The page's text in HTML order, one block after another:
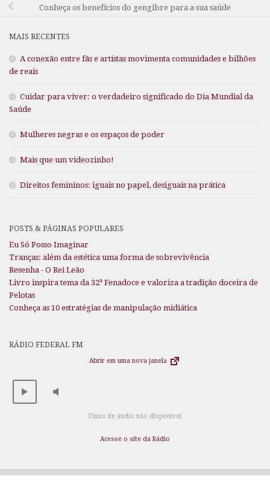
Conheça os benefícios do gengibre para a sua saúde
MAIS RECENTES
A conexão entre fãs e artistas movimenta comunidades e bilhões
de reais
Cuidar para viver: o verdadeiro significado do Dia Mundial da
Saúde
Mulheres negras e os espaços de poder
Mais que um videozinho!
Direitos femininos: iguais no papel, desiguais na prática
POSTS & PÁGINAS POPULARES
Eu Só Posso Imaginar
Tranças: além da estética uma forma de sobrevivência
Resenha - O Rei Leão
Livro inspira tema da 32ª Fenadoce e valoriza a tradição doceira de
Pelotas
Conheça as 10 estratégias de manipulação midiática
RÁDIO FEDERAL FM
Abrir em uma nova janela
Fluxo de áudio não disponível
Acesse o site da Rádio